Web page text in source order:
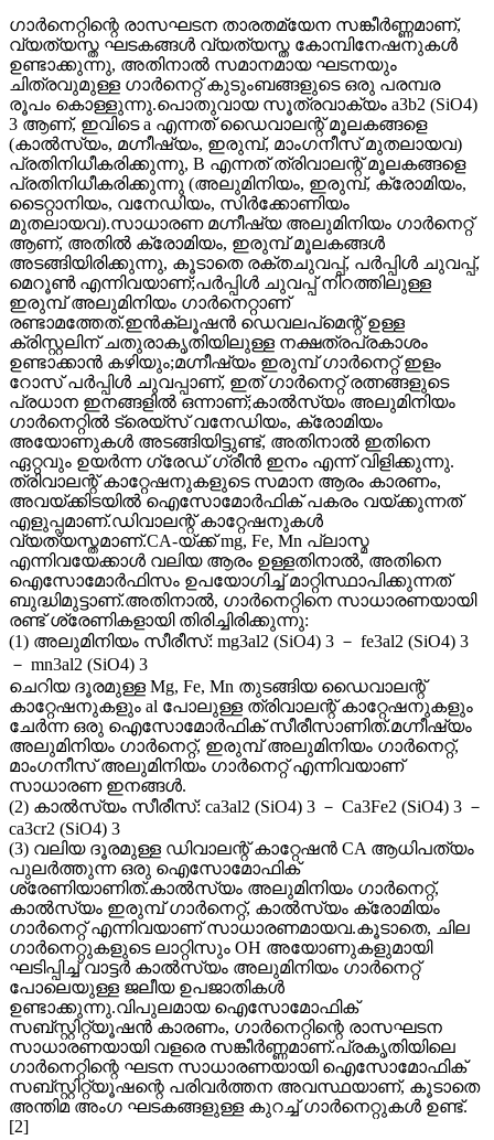
ഗാർനെറ്റിന്റെ രാസഘടന താരതമ്യേന സങ്കീർണ്ണമാണ്,
വ്യത്യസ്ത ഘടകങ്ങൾ വ്യത്യസ്ത കോമ്പിനേഷനുകൾ
ഉണ്ടാക്കുന്നു, അതിനാൽ സമാനമായ ഘടനയും
ചിത്രവുമുള്ള ഗാർനെറ്റ് കുടുംബങ്ങളുടെ ഒരു പരമ്പര
രൂപം കൊള്ളുന്നു.പൊതുവായ സൂത്രവാക്യം a3b2 (SiO4)
3 ആണ്, ഇവിടെ a എന്നത് ഡൈവാലന്റ് മൂലകങ്ങളെ
(കാൽസ്യം, മഗ്നീഷ്യം, ഇരുമ്പ്, മാംഗനീസ് മുതലായവ)
പ്രതിനിധീകരിക്കുന്നു, B എന്നത് ത്രിവാലന്റ് മൂലകങ്ങളെ
പ്രതിനിധീകരിക്കുന്നു (അലുമിനിയം, ഇരുമ്പ്, ക്രോമിയം,
ടൈറ്റാനിയം, വനേഡിയം, സിർക്കോണിയം
മുതലായവ).സാധാരണ മഗ്നീഷ്യ അലുമിനിയം ഗാർനെറ്റ്
ആണ്, അതിൽ ക്രോമിയം, ഇരുമ്പ് മൂലകങ്ങൾ
അടങ്ങിയിരിക്കുന്നു, കൂടാതെ രക്തചുവപ്പ്, പർപ്പിൾ ചുവപ്പ്,
മെറൂൺ എന്നിവയാണ്;പർപ്പിൾ ചുവപ്പ് നിറത്തിലുള്ള
ഇരുമ്പ് അലുമിനിയം ഗാർനെറ്റാണ്
രണ്ടാമത്തേത്.ഇൻക്ലൂഷൻ ഡെവലപ്‌മെന്റ് ഉള്ള
ക്രിസ്റ്റലിന് ചതുരാകൃതിയിലുള്ള നക്ഷത്രപ്രകാശം
ഉണ്ടാക്കാൻ കഴിയും;മഗ്നീഷ്യം ഇരുമ്പ് ഗാർനെറ്റ് ഇളം
റോസ് പർപ്പിൾ ചുവപ്പാണ്, ഇത് ഗാർനെറ്റ് രത്നങ്ങളുടെ
പ്രധാന ഇനങ്ങളിൽ ഒന്നാണ്;കാൽസ്യം അലുമിനിയം
ഗാർനെറ്റിൽ ട്രെയ്സ് വനേഡിയം, ക്രോമിയം
അയോണുകൾ അടങ്ങിയിട്ടുണ്ട്, അതിനാൽ ഇതിനെ
ഏറ്റവും ഉയർന്ന ഗ്രേഡ് ഗ്രീൻ ഇനം എന്ന് വിളിക്കുന്നു.
ത്രിവാലന്റ് കാറ്റേഷനുകളുടെ സമാന ആരം കാരണം,
അവയ്ക്കിടയിൽ ഐസോമോർഫിക് പകരം വയ്ക്കുന്നത്
എളുപ്പമാണ്.ഡിവാലന്റ് കാറ്റേഷനുകൾ
വ്യത്യസ്തമാണ്.CA-യ്ക്ക് mg, Fe, Mn പ്ലാസ്മ
എന്നിവയേക്കാൾ വലിയ ആരം ഉള്ളതിനാൽ, അതിനെ
ഐസോമോർഫിസം ഉപയോഗിച്ച് മാറ്റിസ്ഥാപിക്കുന്നത്
ബുദ്ധിമുട്ടാണ്.അതിനാൽ, ഗാർനെറ്റിനെ സാധാരണയായി
രണ്ട് ശ്രേണികളായി തിരിച്ചിരിക്കുന്നു:
(1) അലുമിനിയം സീരീസ്: mg3al2 (SiO4) 3 － fe3al2 (SiO4) 3
－ mn3al2 (SiO4) 3
ചെറിയ ദൂരമുള്ള Mg, Fe, Mn തുടങ്ങിയ ഡൈവാലന്റ്
കാറ്റേഷനുകളും al പോലുള്ള ത്രിവാലന്റ് കാറ്റേഷനുകളും
ചേർന്ന ഒരു ഐസോമോർഫിക് സീരീസാണിത്.മഗ്നീഷ്യം
അലുമിനിയം ഗാർനെറ്റ്, ഇരുമ്പ് അലുമിനിയം ഗാർനെറ്റ്,
മാംഗനീസ് അലുമിനിയം ഗാർനെറ്റ് എന്നിവയാണ്
സാധാരണ ഇനങ്ങൾ.
(2) കാൽസ്യം സീരീസ്: ca3al2 (SiO4) 3 － Ca3Fe2 (SiO4) 3 －
ca3cr2 (SiO4) 3
(3) വലിയ ദൂരമുള്ള ഡിവാലന്റ് കാറ്റേഷൻ CA ആധിപത്യം
പുലർത്തുന്ന ഒരു ഐസോമോഫിക്
ശ്രേണിയാണിത്.കാൽസ്യം അലുമിനിയം ഗാർനെറ്റ്,
കാൽസ്യം ഇരുമ്പ് ഗാർനെറ്റ്, കാൽസ്യം ക്രോമിയം
ഗാർനെറ്റ് എന്നിവയാണ് സാധാരണമായവ.കൂടാതെ, ചില
ഗാർനെറ്റുകളുടെ ലാറ്റിസും OH അയോണുകളുമായി
ഘടിപ്പിച്ച് വാട്ടർ കാൽസ്യം അലുമിനിയം ഗാർനെറ്റ്
പോലെയുള്ള ജലീയ ഉപജാതികൾ
ഉണ്ടാക്കുന്നു.വിപുലമായ ഐസോമോഫിക്
സബ്സ്റ്റിറ്റ്യൂഷൻ കാരണം, ഗാർനെറ്റിന്റെ രാസഘടന
സാധാരണയായി വളരെ സങ്കീർണ്ണമാണ്.പ്രകൃതിയിലെ
ഗാർനെറ്റിന്റെ ഘടന സാധാരണയായി ഐസോമോഫിക്
സബ്സ്റ്റിറ്റ്യൂഷന്റെ പരിവർത്തന അവസ്ഥയാണ്, കൂടാതെ
അന്തിമ അംഗ ഘടകങ്ങളുള്ള കുറച്ച് ഗാർനെറ്റുകൾ ഉണ്ട്.
[2]